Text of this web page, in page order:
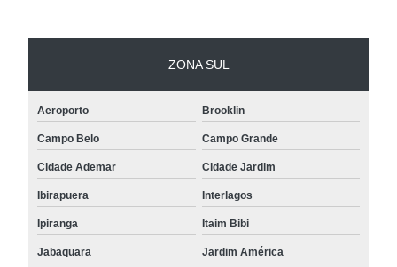
ZONA SUL
Aeroporto Brooklin
Campo Belo Campo Grande
Cidade Ademar Cidade Jardim
Ibirapuera Interlagos
Ipiranga Itaim Bibi
Jabaquara Jardim América